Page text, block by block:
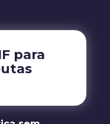
para